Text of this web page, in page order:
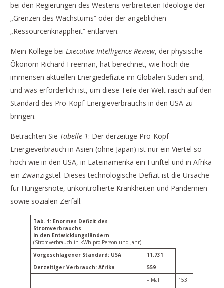
bei den Regierungen des Westens verbreiteten Ideologie der
„Grenzen des Wachstums“ oder der angeblichen
„Ressourcenknappheit“ entlarven.
Mein Kollege bei Executive Intelligence Review, der physische
Ökonom Richard Freeman, hat berechnet, wie hoch die
immensen aktuellen Energiedefizite im Globalen Süden sind,
und was erforderlich ist, um diese Teile der Welt rasch auf den
Standard des Pro-Kopf-Energieverbrauchs in den USA zu
bringen.
Betrachten Sie Tabelle 1: Der derzeitige Pro-Kopf-
Energieverbrauch in Asien (ohne Japan) ist nur ein Viertel so
hoch wie in den USA, in Lateinamerika ein Fünftel und in Afrika
ein Zwanzigstel. Dieses technologische Defizit ist die Ursache
für Hungersnöte, unkontrollierte Krankheiten und Pandemien
sowie sozialen Zerfall.
Tab. 1: Enormes Defizit des
Stromverbrauchs
in den Entwicklungsländern
(Stromverbrauch in kWh pro Person und Jahr)
Vorgeschlagener Standard: USA
11.731
Derzeitiger Verbrauch: Afrika
559
– Mali
153